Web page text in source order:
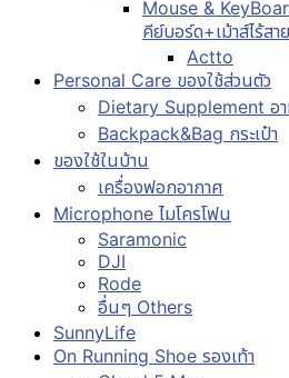
Mouse &
คีย์บอร์ด+เม้าส์ไร้ส
Actto
Personal Care ของใช้ส่วนตัว
Dietary Supplement อา
Backpack&Bag กระเป๋า
ของใช้ในบ้าน
เครื่องฟอกอากาศ
Microphone ไมโครโฟน
Saramonic
DJI
Rode
อื่นๆ Others
SunnyLife
On Running Shoe รองเท้า